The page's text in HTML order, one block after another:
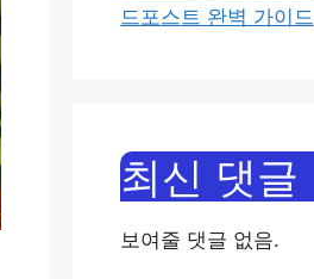
드포스트 완벽 가이드
최신 댓글
보여줄 댓글 없음.